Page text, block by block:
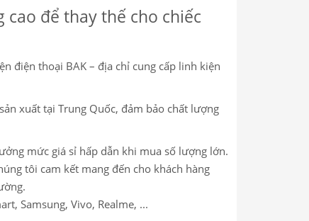
để thay thế cho chiếc
điện thoại BAK – địa chỉ cung cấp linh kiện
xuất tại Trung Quốc, đảm bảo chất lượng
mức giá sỉ hấp dẫn khi mua số lượng lớn.
tôi cam kết mang đến cho khách hàng
Samsung, Vivo, Realme, ...